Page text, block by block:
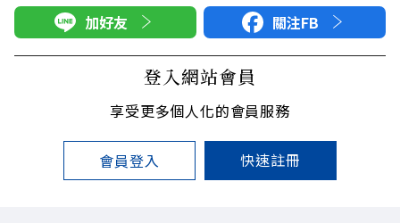
加好友 關注FB
登入網站會員
享受更多個人化的會員服務
會員登入 快速註冊